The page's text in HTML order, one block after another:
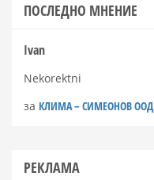
ПОСЛЕДНО МНЕНИЕ
Ivan
Nekorektni
за КЛИМА – СИМЕОНОВ ООД
РЕКЛАМА